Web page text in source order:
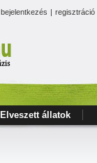
bejelentkezés | regisztráció
Elveszett állatok